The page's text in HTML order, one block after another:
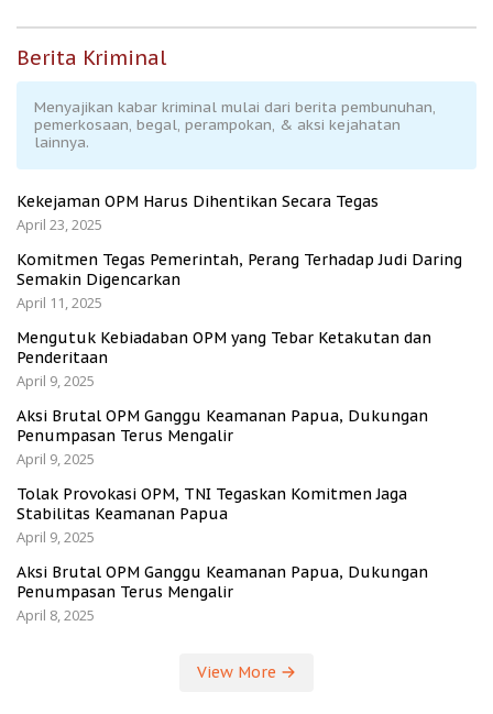
Berita Kriminal
Menyajikan kabar kriminal mulai dari berita pembunuhan,
pemerkosaan, begal, perampokan, & aksi kejahatan
lainnya.
Kekejaman OPM Harus Dihentikan Secara Tegas
April 23, 2025
Komitmen Tegas Pemerintah, Perang Terhadap Judi Daring
Semakin Digencarkan
April 11, 2025
Mengutuk Kebiadaban OPM yang Tebar Ketakutan dan
Penderitaan
April 9, 2025
Aksi Brutal OPM Ganggu Keamanan Papua, Dukungan
Penumpasan Terus Mengalir
April 9, 2025
Tolak Provokasi OPM, TNI Tegaskan Komitmen Jaga
Stabilitas Keamanan Papua
April 9, 2025
Aksi Brutal OPM Ganggu Keamanan Papua, Dukungan
Penumpasan Terus Mengalir
April 8, 2025
View More